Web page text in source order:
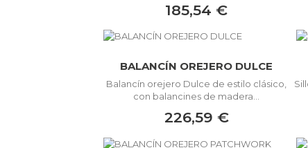
185,54 €
BALANCÍN OREJERO DULCE
Balancín orejero Dulce de estilo clásico,
con balancines de madera...
226,59 €